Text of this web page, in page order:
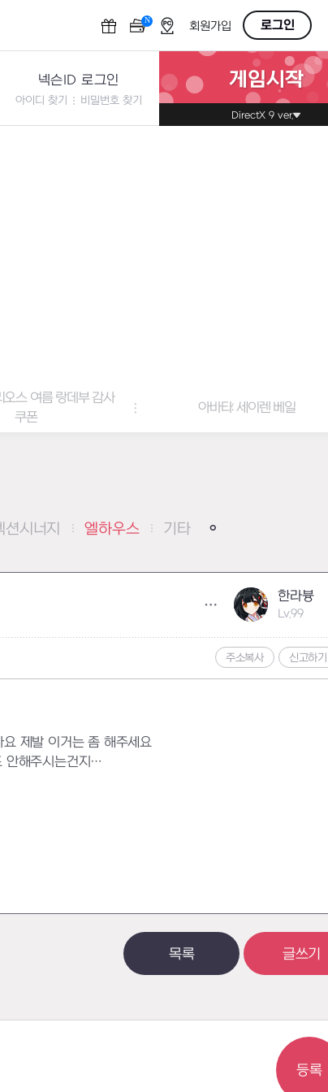
N OFF회원가입 로그인
넥슨ID 로그인
아이디 찾기 비밀번호 찾기
게임시작
DirectX 9 ver.
스 여름 랑데부 감사
쿠폰
아바타: 세이렌 베일
션시너지 엘하우스 기타
한라븅
Lv.99
주소복사 신고하기
제발 이거는 좀 해주세요
안해주시는건지…
목록 글쓰기
등록